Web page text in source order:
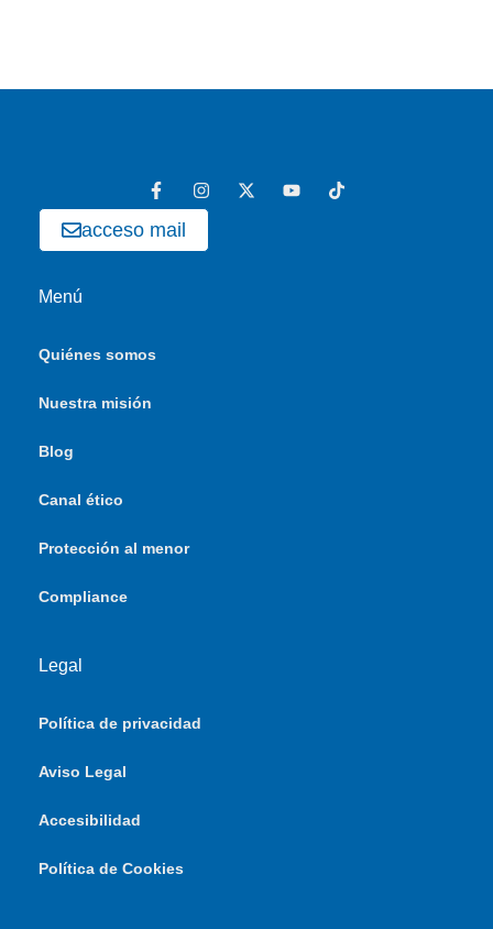
acceso mail
Menú
Quiénes somos
Nuestra misión
Blog
Canal ético
Protección al menor
Compliance
Legal
Política de privacidad
Aviso Legal
Accesibilidad
Política de Cookies